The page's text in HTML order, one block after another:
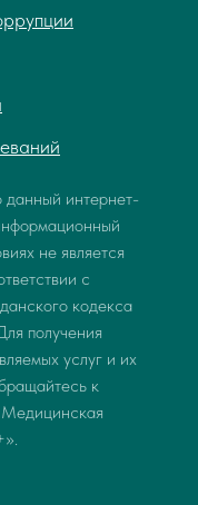
интернет-
не является
с
кодекса
получения
услуг и их
к